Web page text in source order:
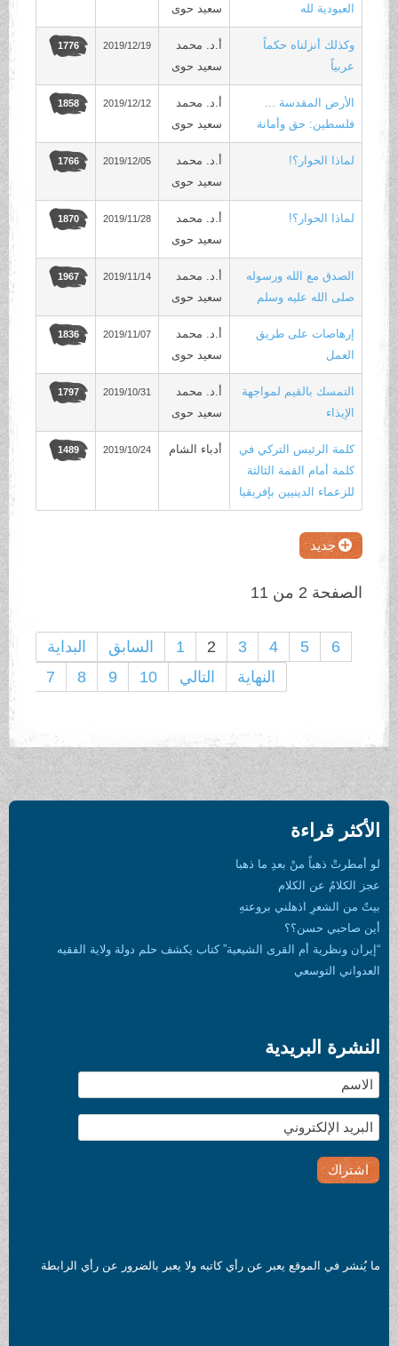
العبودية لله
سعيد حوى
وكذلك أنزلناه حكماً
عربياً
أ.د. محمد
سعيد حوى
2019/12/19
1776
الأرض المقدسة ...
فلسطين: حق وأمانة
أ.د. محمد
سعيد حوى
2019/12/12
1858
لماذا الحوار؟!
أ.د. محمد
سعيد حوى
2019/12/05
1766
لماذا الحوار؟!
أ.د. محمد
سعيد حوى
2019/11/28
1870
الصدق مع الله ورسوله
صلى الله عليه وسلم
أ.د. محمد
سعيد حوى
2019/11/14
1967
إرهاصات على طريق
العمل
أ.د. محمد
سعيد حوى
2019/11/07
1836
التمسك بالقيم لمواجهة
الإيذاء
أ.د. محمد
سعيد حوى
2019/10/31
1797
كلمة الرئيس التركي في
كلمة أمام القمة الثالثة
للزعماء الدينيين بإفريقيا
أدباء الشام 2019/10/24
1489
جديد
الصفحة 2 من 11
البداية السابق
التالي النهاية
الأكثر قراءة
لو أمطرتْ ذهباً منْ بعدِ ما ذهبا
عجز الكلامُ عن الكلام
بيتٌ من الشعرِ اذهلني بروعتهِ
أين صاحبي حسن؟؟
“إيران ونظرية أم القرى الشيعية” كتاب يكشف حلم دولة ولاية الفقيه
العدواني التوسعي
النشرة البريدية
ما يُنشر في الموقع يعبر عن رأي كاتبه ولا يعبر بالضرور عن رأي الرابطة